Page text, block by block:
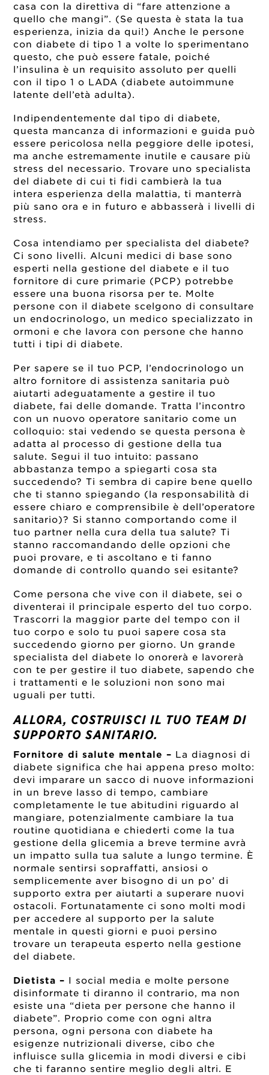
casa con la direttiva di “fare attenzione a
quello che mangi”. (Se questa è stata la tua
esperienza, inizia da qui!) Anche le persone
con diabete di tipo 1 a volte lo sperimentano
questo, che può essere fatale, poiché
l’insulina è un requisito assoluto per quelli
con il tipo 1 o LADA (diabete autoimmune
latente dell’età adulta).
Indipendentemente dal tipo di diabete,
questa mancanza di informazioni e guida può
essere pericolosa nella peggiore delle ipotesi,
ma anche estremamente inutile e causare più
stress del necessario. Trovare uno specialista
del diabete di cui ti fidi cambierà la tua
intera esperienza della malattia, ti manterrà
più sano ora e in futuro e abbasserà i livelli di
stress.
Cosa intendiamo per specialista del diabete?
Ci sono livelli. Alcuni medici di base sono
esperti nella gestione del diabete e il tuo
fornitore di cure primarie (PCP) potrebbe
essere una buona risorsa per te. Molte
persone con il diabete scelgono di consultare
un endocrinologo, un medico specializzato in
ormoni e che lavora con persone che hanno
tutti i tipi di diabete.
Per sapere se il tuo PCP, l’endocrinologo un
altro fornitore di assistenza sanitaria può
aiutarti adeguatamente a gestire il tuo
diabete, fai delle domande. Tratta l’incontro
con un nuovo operatore sanitario come un
colloquio: stai vedendo se questa persona è
adatta al processo di gestione della tua
salute. Segui il tuo intuito: passano
abbastanza tempo a spiegarti cosa sta
succedendo? Ti sembra di capire bene quello
che ti stanno spiegando (la responsabilità di
essere chiaro e comprensibile è dell’operatore
sanitario)? Si stanno comportando come il
tuo partner nella cura della tua salute? Ti
stanno raccomandando delle opzioni che
puoi provare, e ti ascoltano e ti fanno
domande di controllo quando sei esitante?
Come persona che vive con il diabete, sei o
diventerai il principale esperto del tuo corpo.
Trascorri la maggior parte del tempo con il
tuo corpo e solo tu puoi sapere cosa sta
succedendo giorno per giorno. Un grande
specialista del diabete lo onorerà e lavorerà
con te per gestire il tuo diabete, sapendo che
i trattamenti e le soluzioni non sono mai
uguali per tutti.
ALLORA, COSTRUISCI IL TUO TEAM DI
SUPPORTO SANITARIO.
Fornitore di salute mentale – La diagnosi di
diabete significa che hai appena preso molto:
devi imparare un sacco di nuove informazioni
in un breve lasso di tempo, cambiare
completamente le tue abitudini riguardo al
mangiare, potenzialmente cambiare la tua
routine quotidiana e chiederti come la tua
gestione della glicemia a breve termine avrà
un impatto sulla tua salute a lungo termine. È
normale sentirsi sopraffatti, ansiosi o
semplicemente aver bisogno di un po’ di
supporto extra per aiutarti a superare nuovi
ostacoli. Fortunatamente ci sono molti modi
per accedere al supporto per la salute
mentale in questi giorni e puoi persino
trovare un terapeuta esperto nella gestione
del diabete.
Dietista – I social media e molte persone
disinformate ti diranno il contrario, ma non
esiste una “dieta per persone che hanno il
diabete”. Proprio come con ogni altra
persona, ogni persona con diabete ha
esigenze nutrizionali diverse, cibo che
influisce sulla glicemia in modi diversi e cibi
che ti faranno sentire meglio degli altri. E